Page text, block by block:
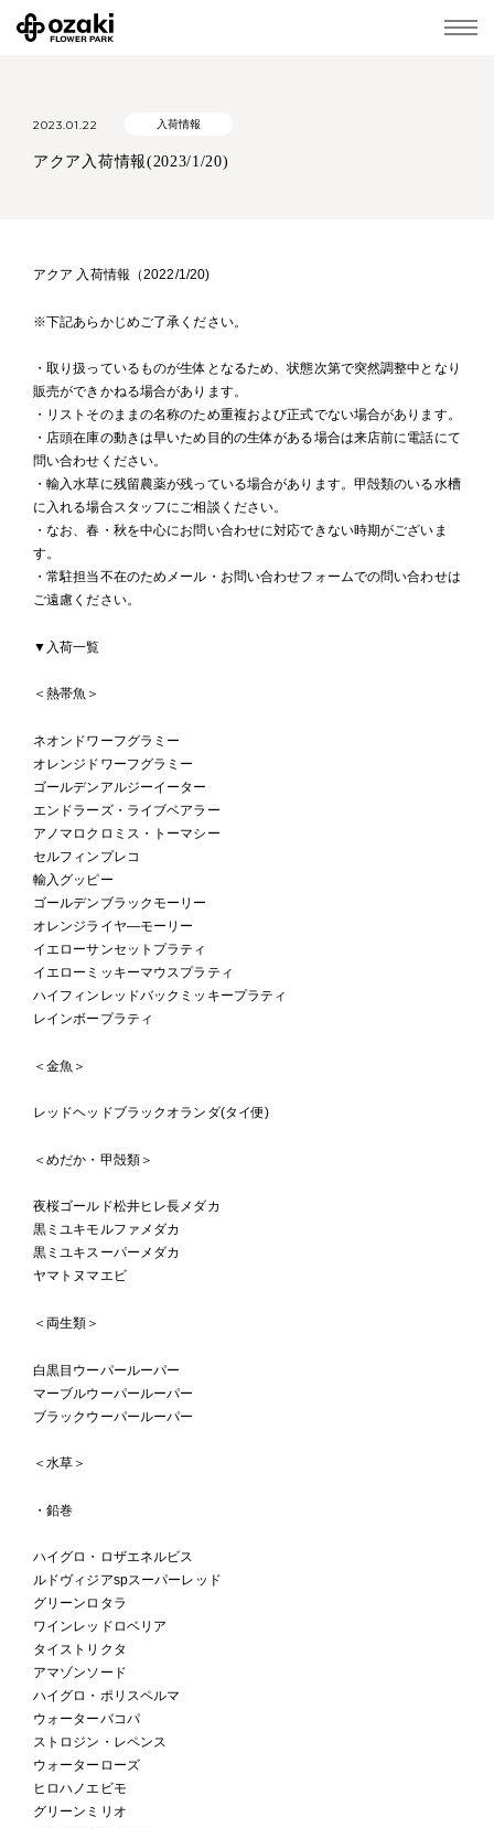
2023.01.22 入荷情報
アクア入荷情報(2023/1/20)
アクア 入荷情報（2022/1/20)
※下記あらかじめご了承ください。
・取り扱っているものが生体となるため、状態次第で突然調整中となり
販売ができかねる場合があります。
・リストそのままの名称のため重複および正式でない場合があります。
・店頭在庫の動きは早いため目的の生体がある場合は来店前に電話にて
問い合わせください。
・輸入水草に残留農薬が残っている場合があります。甲殻類のいる水槽
に入れる場合スタッフにご相談ください。
・なお、春・秋を中心にお問い合わせに対応できない時期がございま
す。
・常駐担当不在のためメール・お問い合わせフォームでの問い合わせは
ご遠慮ください。
▼入荷一覧
＜熱帯魚＞
ネオンドワーフグラミー
オレンジドワーフグラミー
ゴールデンアルジーイーター
エンドラーズ・ライブベアラー
アノマロクロミス・トーマシー
セルフィンプレコ
輸入グッピー
ゴールデンブラックモーリー
オレンジライヤ―モーリー
イエローサンセットプラティ
イエローミッキーマウスプラティ
ハイフィンレッドバックミッキープラティ
レインボープラティ
＜金魚＞
レッドヘッドブラックオランダ(タイ便)
＜めだか・甲殻類＞
夜桜ゴールド松井ヒレ長メダカ
黒ミユキモルファメダカ
黒ミユキスーパーメダカ
ヤマトヌマエビ
＜両生類＞
白黒目ウーパールーパー
マーブルウーパールーパー
ブラックウーパールーパー
＜水草＞
・鉛巻
ハイグロ・ロザエネルビス
ルドヴィジアspスーパーレッド
グリーンロタラ
ワインレッドロベリア
タイストリクタ
アマゾンソード
ハイグロ・ポリスペルマ
ウォーターバコパ
ストロジン・レペンス
ウォーターローズ
ヒロハノエビモ
グリーンミリオ